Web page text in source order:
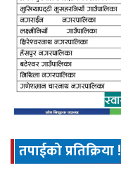
तपाईको प्रतिक्रिया !